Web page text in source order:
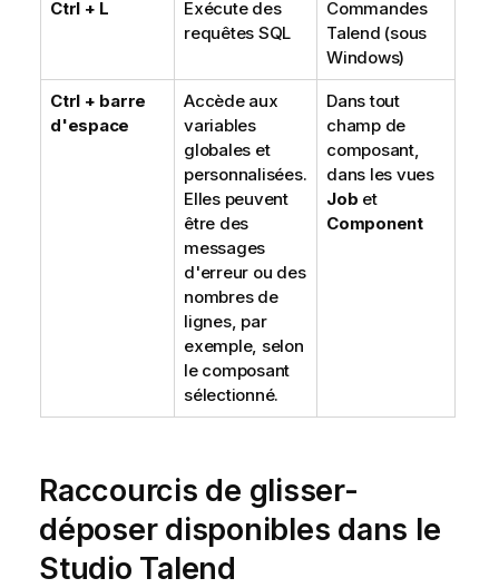
Ctrl + L
Exécute des
requêtes SQL
Commandes
Talend (sous
Windows)
Ctrl + barre
d'espace
Accède aux
variables
globales et
personnalisées.
Elles peuvent
être des
messages
d'erreur ou des
nombres de
lignes, par
exemple, selon
le composant
sélectionné.
Dans tout
champ de
composant,
dans les vues
Job et
Component
Raccourcis de glisser-
déposer disponibles dans le
Studio Talend